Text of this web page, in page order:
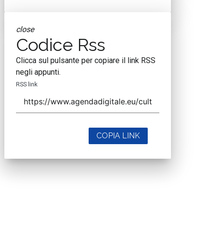
close
Codice Rss
Clicca sul pulsante per copiare il link RSS
negli appunti.
RSS link
COPIA LINK